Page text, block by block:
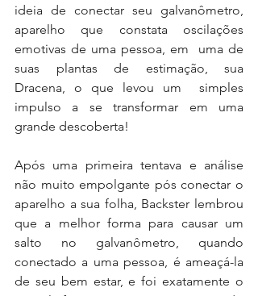
ideia de conectar seu galvanômetro,
aparelho que constata oscilações
emotivas de uma pessoa, em  uma de
suas plantas de estimação, sua
Dracena, o que levou um  simples
impulso a se transformar em uma
grande descoberta!
Após uma primeira tentava e análise
não muito empolgante pós conectar o
aparelho a sua folha, Backster lembrou
que a melhor forma para causar um
salto no galvanômetro, quando
conectado a uma pessoa, é ameaçá-la
de seu bem estar, e foi exatamente o